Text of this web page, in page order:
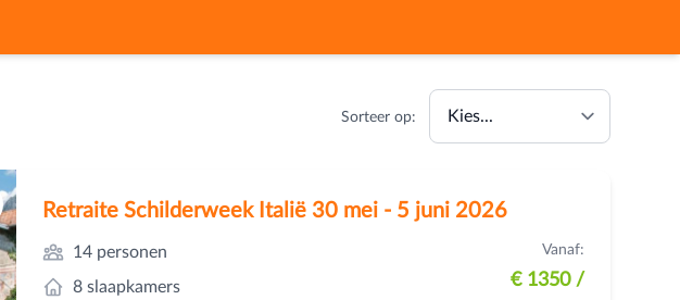
Sorteer op:
Retraite Schilderweek Italië 30 mei - 5 juni 2026
14 personen
8 slaapkamers
Vanaf:
€ 1350/